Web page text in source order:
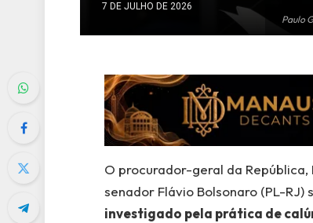
Paulo
7 DE JULHO DE 2026
O procurador-geral da
senador Flávio Bolsonaro (PL-RJ)
investigado pela prática de